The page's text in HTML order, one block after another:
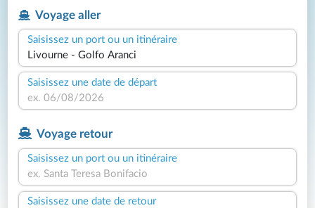
Voyage aller
Saisissez un port ou un itinéraire
Saisissez une date de départ
Voyage retour
Saisissez un port ou un itinéraire
Saisissez une date de retour